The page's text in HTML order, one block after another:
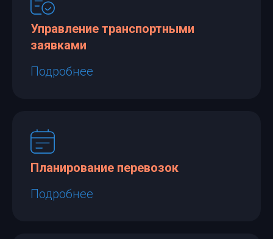
Управление транспортными
заявками
Подробнее
Планирование перевозок
Подробнее